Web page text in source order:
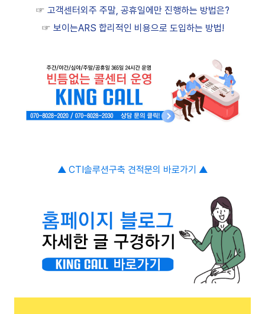
☞ 고객센터외주 주말, 공휴일에만 진행하는 방법은?
☞ 보이는ARS 합리적인 비용으로 도입하는 방법!
▲ CTI솔루션구축 견적문의 바로가기 ▲